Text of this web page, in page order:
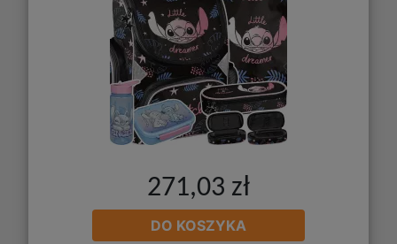
271,03 zł
DO KOSZYKA